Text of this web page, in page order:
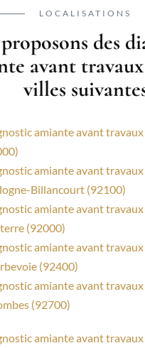
LOCALISATIONS
des
avant
villes
amiante avant
amiante avant
Billancourt (92100)
amiante avant
(92000)
amiante avant
(92400)
amiante avant
(92700)
amiante avant